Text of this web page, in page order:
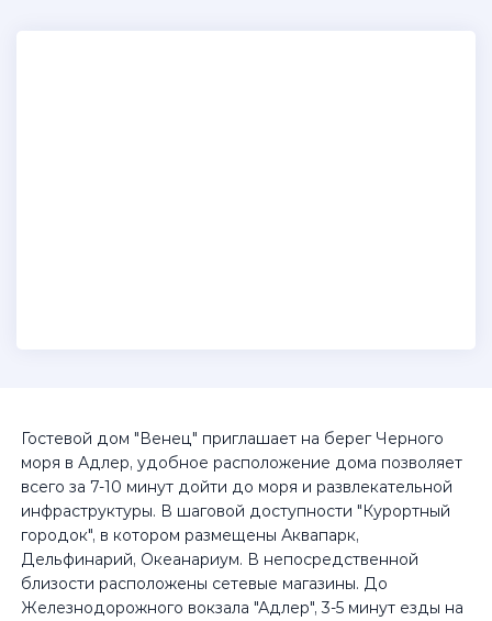
Гостевой дом "Венец" приглашает на берег Черного
моря в Адлер, удобное расположение дома позволяет
всего за 7-10 минут дойти до моря и развлекательной
инфраструктуры. В шаговой доступности "Курортный
городок", в котором размещены Аквапарк,
Дельфинарий, Океанариум. В непосредственной
близости расположены сетевые магазины. До
Железнодорожного вокзала "Адлер", 3-5 минут езды на